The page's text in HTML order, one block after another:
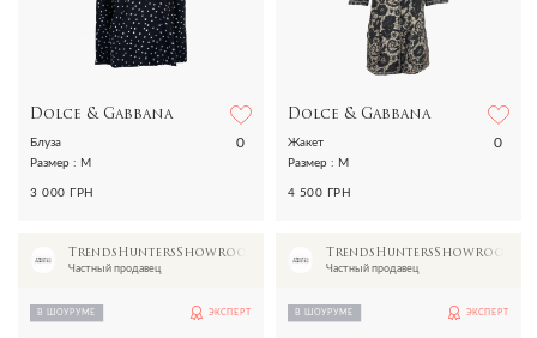
Dolce & Gabbana
0
Блуза
Размер : M
3 000 ГРН
Dolce & Gabbana
0
Жакет
Размер : M
4 500 ГРН
TrendsHuntersShowroom
Частный продавец
В ШОУРУМЕ ЭКСПЕРТ
TrendsHuntersShowroom
Частный продавец
В ШОУРУМЕ ЭКСПЕРТ